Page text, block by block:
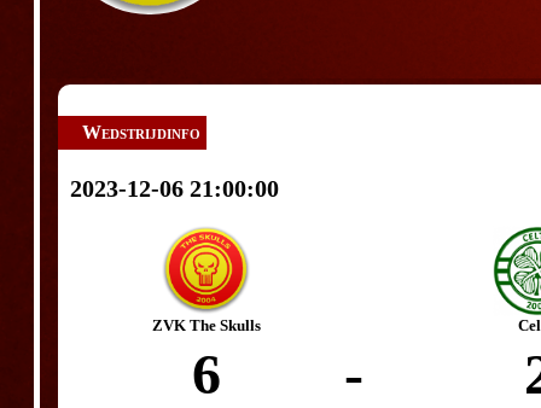
Wedstrijdinfo
2023-12-06 21:00:00
ZVK The Skulls
6 -